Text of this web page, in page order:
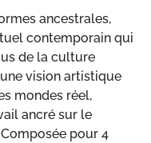
ancestrales,
contemporain qui
de la culture
vision artistique
mondes réel,
ancré sur le
pour 4